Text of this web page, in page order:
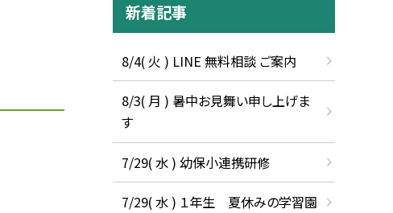
新着記事
8/4( 火 ) LINE 無料相談 ご案内
8/3( 月 ) 暑中お見舞い申し上げま
す
7/29( 水 ) 幼保小連携研修
7/29( 水 ) １年生 夏休みの学習園